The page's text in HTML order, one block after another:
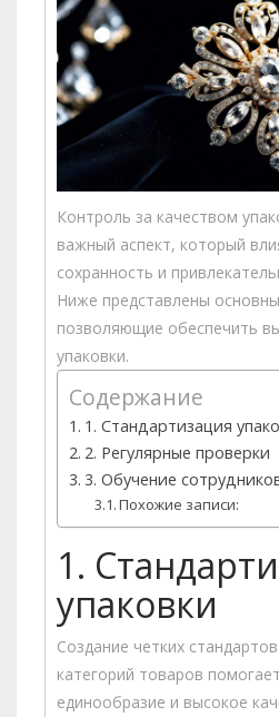
Контроль за качеством
важный аспект, который
сохранность и
Ниже представлены
позволяющие обеспечить
упаковки.
Содержание
1. Стандартизация
2. Регулярные проверки
3. Обучение
Похожие записи:
1.
упаковки
Создание четких
категорий товаров
единообразие и высокое